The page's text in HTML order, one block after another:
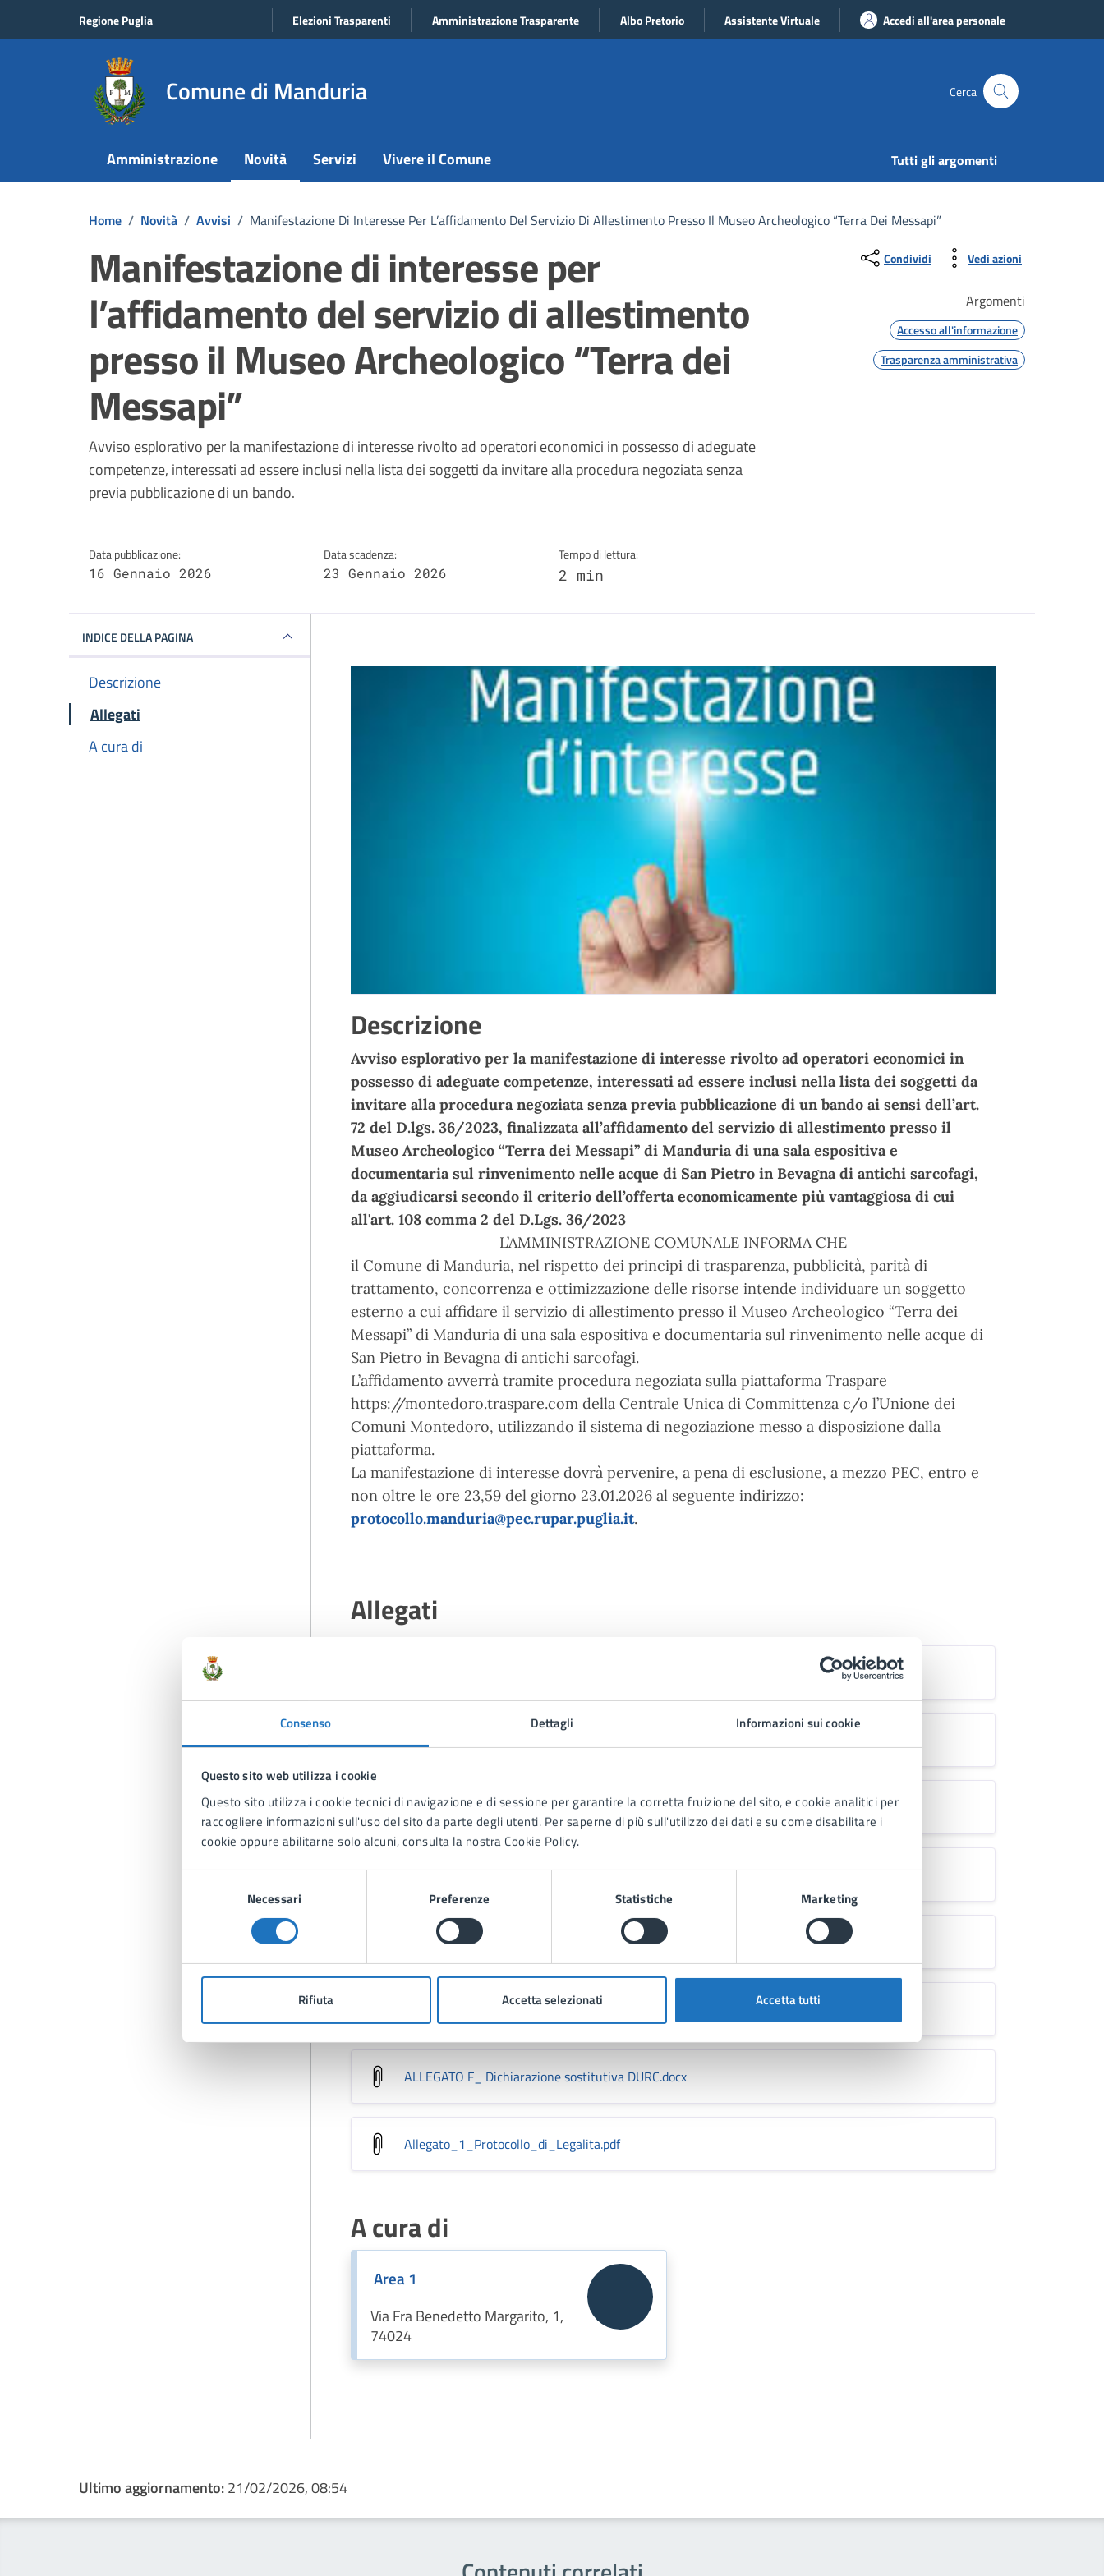
Consenso Dettagli Informazioni sui cookie
Questo sito web utilizza i cookie
Questo sito utilizza i cookie tecnici di navigazione e di sessione per garantire la corretta fruizione del sito, e cookie analitici per
raccogliere informazioni sull'uso del sito da parte degli utenti. Per saperne di più sull'utilizzo dei dati e su come disabilitare i
cookie oppure abilitarne solo alcuni, consulta la nostra Cookie Policy.
Necessari Preferenze Statistiche Marketing
Rifiuta Accetta selezionati Accetta tutti
Regione Puglia Elezioni Trasparenti Amministrazione Trasparente Albo Pretorio Assistente Virtuale Accedi all'area personale
Comune di Manduria Cerca
Amministrazione Novità Servizi Vivere il Comune Tutti gli argomenti
Home / Novità / Avvisi / Manifestazione Di Interesse Per L’affidamento Del Servizio Di Allestimento Presso Il Museo Archeologico “Terra Dei Messapi”
Manifestazione di interesse per
l’affidamento del servizio di allestimento
presso il Museo Archeologico “Terra dei
Messapi”
Dettagli della notizia
Avviso esplorativo per la manifestazione di interesse rivolto ad operatori economici in possesso di adeguate
competenze, interessati ad essere inclusi nella lista dei soggetti da invitare alla procedura negoziata senza
previa pubblicazione di un bando.
Data pubblicazione:
16 Gennaio 2026
Data scadenza:
23 Gennaio 2026
Tempo di lettura:
2 min
Condividi Vedi azioni
Argomenti
Accesso all'informazione
Trasparenza amministrativa
INDICE DELLA PAGINA
Descrizione
Allegati
A cura di
Descrizione
Avviso esplorativo per la manifestazione di interesse rivolto ad operatori economici in
possesso di adeguate competenze, interessati ad essere inclusi nella lista dei soggetti da
invitare alla procedura negoziata senza previa pubblicazione di un bando ai sensi dell’art.
72 del D.lgs. 36/2023, finalizzata all’affidamento del servizio di allestimento presso il
Museo Archeologico “Terra dei Messapi” di Manduria di una sala espositiva e
documentaria sul rinvenimento nelle acque di San Pietro in Bevagna di antichi sarcofagi,
da aggiudicarsi secondo il criterio dell’offerta economicamente più vantaggiosa di cui
all'art. 108 comma 2 del D.Lgs. 36/2023
L’AMMINISTRAZIONE COMUNALE INFORMA CHE
il Comune di Manduria, nel rispetto dei principi di trasparenza, pubblicità, parità di
trattamento, concorrenza e ottimizzazione delle risorse intende individuare un soggetto
esterno a cui affidare il servizio di allestimento presso il Museo Archeologico “Terra dei
Messapi” di Manduria di una sala espositiva e documentaria sul rinvenimento nelle acque di
San Pietro in Bevagna di antichi sarcofagi.
L’affidamento avverrà tramite procedura negoziata sulla piattaforma Traspare
https://montedoro.traspare.com della Centrale Unica di Committenza c/o l’Unione dei
Comuni Montedoro, utilizzando il sistema di negoziazione messo a disposizione dalla
piattaforma.
La manifestazione di interesse dovrà pervenire, a pena di esclusione, a mezzo PEC, entro e
non oltre le ore 23,59 del giorno 23.01.2026 al seguente indirizzo:
protocollo.manduria@pec.rupar.puglia.it.
Allegati
ALLEGATO A_ Istanza di partecipazione
ALLEGATO B_ Dichiarazione sostitutiva cause esclusione art. 94 D.Lgs 36_23.docx
ALLEGATO C_ Tracciabilità flussi finanziari.docx
ALLEGATO D_Dichiarazione iscrizione CCIAA.docx
ALLEGATO E_ Dichiarazione capacità economica tecnica e finanziaria.docx
ALLEGATO F_ Dichiarazione sostitutiva DURC.docx
Allegato_1_Protocollo_di_Legalita.pdf
A cura di
Area 1
Via Fra Benedetto Margarito, 1,
74024
Ultimo aggiornamento:21/02/2026, 08:54